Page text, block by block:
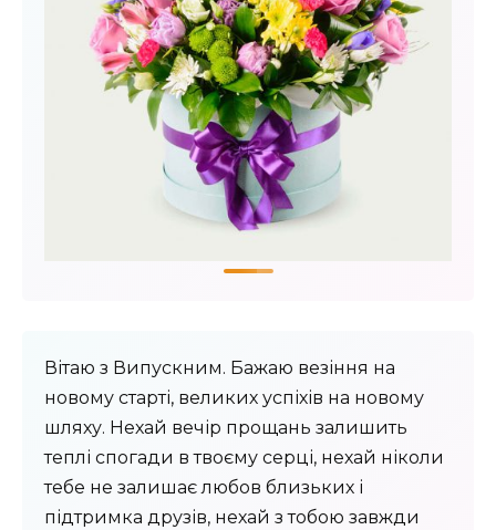
Вітаю з Випускним. Бажаю везіння на
новому старті, великих успіхів на новому
шляху. Нехай вечір прощань залишить
теплі спогади в твоєму серці, нехай ніколи
тебе не залишає любов близьких і
підтримка друзів, нехай з тобою завжди